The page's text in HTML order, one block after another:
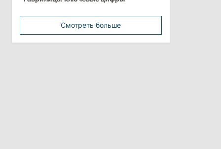
минимальной зарплатой
Политика
Анна Ревенко уходит с поста главы
Смотреть больше